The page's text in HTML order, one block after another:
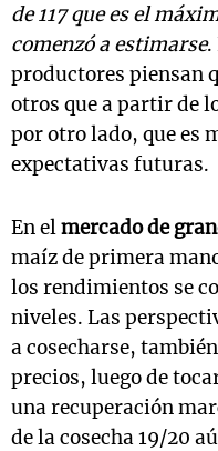
de 117 que es el
comenzó a estimarse.
productores piensan
otros que a partir de
por otro lado, que es
expectativas futuras.
En elmercado de
maíz de primera
los rendimientos se
niveles. Las
a cosecharse,
precios, luego de
una recuperación
de la cosecha 19/20